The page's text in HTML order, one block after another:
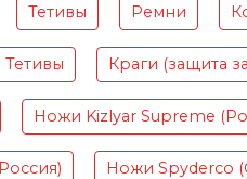
Тетивы Ремни
Тетивы Краги (защита
Ножи Kizlyar Supreme
Ножи Spyderco